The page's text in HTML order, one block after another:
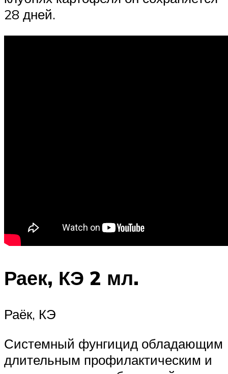
28 дней.
Раек, КЭ 2 мл.
Раёк, КЭ
Системный фунгицид обладающим
длительным профилактическим и